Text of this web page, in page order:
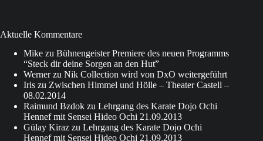
Aktuelle Kommentare
Mike zu Bühnengeister Premiere des neuen Programms
“Steck dir deine Sorgen an den Hut”
Wernerzu Nik Collection wird von DxO weitergeführt
Iris zu Zwischen Himmel und Hölle – Theater Castell –
08.02.2014
Raimund Bzdok zu Lehrgang des Karate Dojo Ochi
Hennef mit Sensei Hideo Ochi 21.09.2013
Gülay Kiraz zu Lehrgang des Karate Dojo Ochi
Hennef mit Sensei Hideo Ochi 21.09.2013